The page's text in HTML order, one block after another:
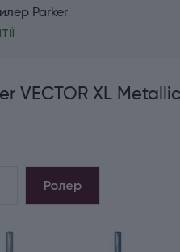
Parker
VECTOR XL
Ролер